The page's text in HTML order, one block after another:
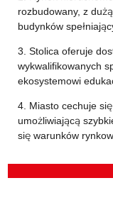
rozbudowany, z
budynków
3. Stolica oferuje
wykwalifikowanych
ekosystemowi
4. Miasto cechuje
umożliwiającą
się warunków